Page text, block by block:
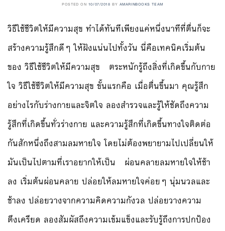
POSTED ON 10/07/2018 BY AMARINBOOKS TEAM
วิธีใช้ชีวิตให้มีความสุข ทำได้ทันทีเพียงแค่หนึ่งนาทีที่ตื่นก็จะ
สร้างความรู้สึกดีๆ ให้ฝังแน่นไปทั้งวัน นี่คือเทคนิคเริ่มต้น
ของ วิธีใช้ชีวิตให้มีความสุข ตระหนักรู้ถึงสิ่งที่เกิดขึ้นกับกาย
ใจ วิธีใช้ชีวิตให้มีความสุข ขั้นแรกคือ เมื่อตื่นขึ้นมา คุณรู้สึก
อย่างไรกับร่างกายและจิตใจ ลองสำรวจและรู้ให้ชัดถึงความ
รู้สึกที่เกิดขึ้นทั่วร่างกาย และความรู้สึกที่เกิดขึ้นทางใจติดต่อ
กันสักหนึ่งถึงสามลมหายใจ โดยไม่ต้องพยายามไปเปลี่ยนให้
มันเป็นไปตามที่เราอยากให้เป็น ผ่อนคลายลมหายใจให้ช้า
ลง เริ่มต้นผ่อนคลาย ปล่อยให้ลมหายใจค่อยๆ นุ่มนวลและ
ช้าลง ปล่อยวางจากความคิดความกังวล ปล่อยวางความ
ตึงเครียด ลองสัมผัสถึงความเข้มแข็งและรับรู้ถึงการปกป้อง